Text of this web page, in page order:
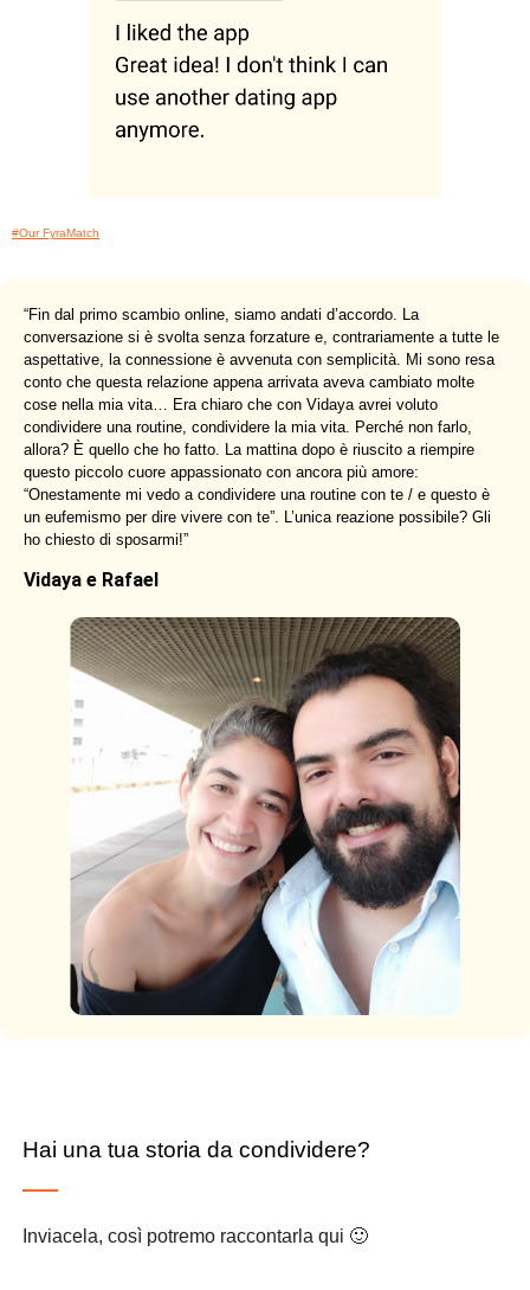
#Our FyraMatch
“Fin dal primo scambio online, siamo andati d’accordo. La
conversazione si è svolta senza forzature e, contrariamente a tutte le
aspettative, la connessione è avvenuta con semplicità. Mi sono resa
conto che questa relazione appena arrivata aveva cambiato molte
cose nella mia vita… Era chiaro che con Vidaya avrei voluto
condividere una routine, condividere la mia vita. Perché non farlo,
allora? È quello che ho fatto. La mattina dopo è riuscito a riempire
questo piccolo cuore appassionato con ancora più amore:
“Onestamente mi vedo a condividere una routine con te / e questo è
un eufemismo per dire vivere con te”. L’unica reazione possibile? Gli
ho chiesto di sposarmi!”
Vidaya e Rafael
Hai una tua storia da condividere?
Inviacela, così potremo raccontarla qui 🙂